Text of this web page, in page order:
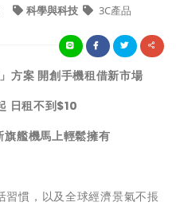
科學與科技 3C產品
方案 開創手機租借新市場
日租不到$10
旗艦機馬上輕鬆擁有
慣，以及全球經濟景氣不掁